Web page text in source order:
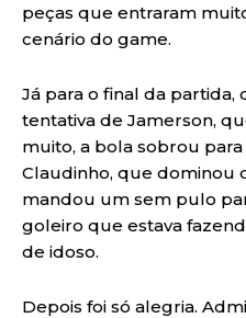
peças que entraram
cenário do game.
Já para o final da partida,
tentativa de Jamerson,
muito, a bola sobrou
Claudinho, que dominou
mandou um sem pulo
goleiro que estava
de idoso.
Depois foi só alegria.